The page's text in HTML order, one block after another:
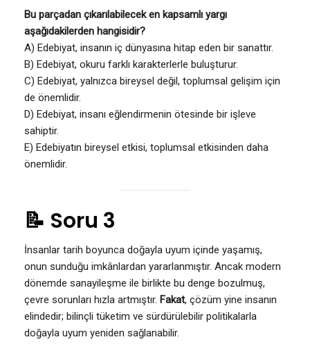
Bu parçadan çıkarılabilecek en kapsamlı yargı
aşağıdakilerden hangisidir?
A) Edebiyat, insanın iç dünyasına hitap eden bir sanattır.
B) Edebiyat, okuru farklı karakterlerle buluşturur.
C) Edebiyat, yalnızca bireysel değil, toplumsal gelişim için
de önemlidir.
D) Edebiyat, insanı eğlendirmenin ötesinde bir işleve
sahiptir.
E) Edebiyatın bireysel etkisi, toplumsal etkisinden daha
önemlidir.
📝 Soru 3
İnsanlar tarih boyunca doğayla uyum içinde yaşamış,
onun sunduğu imkânlardan yararlanmıştır. Ancak modern
dönemde sanayileşme ile birlikte bu denge bozulmuş,
çevre sorunları hızla artmıştır. Fakat, çözüm yine insanın
elindedir; bilinçli tüketim ve sürdürülebilir politikalarla
doğayla uyum yeniden sağlanabilir.